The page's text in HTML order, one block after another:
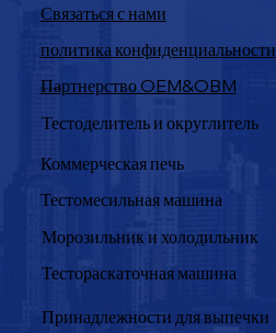
политика конфиденциальности
Связаться с нами
Тестоделитель и округлитель
Продукция
Коммерческая печь
Тестомесильная машина
Морозильник и холодильник
Тестораскаточная машина
Принадлежности для выпечки
Партнерство OEM&OBM